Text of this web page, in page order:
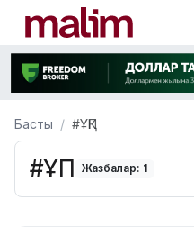
Басты #ҰҚП
#ҰҚП Жазбалар: 1